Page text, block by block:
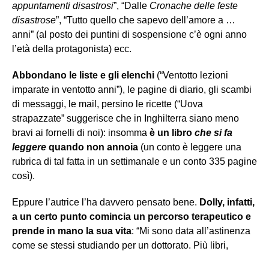
appuntamenti disastrosi”, “Dalle Cronache delle feste
disastrose”, “Tutto quello che sapevo dell’amore a …
anni” (al posto dei puntini di sospensione c’è ogni anno
l’età della protagonista) ecc.
Abbondano le liste e gli elenchi (“Ventotto lezioni
imparate in ventotto anni”), le pagine di diario, gli scambi
di messaggi, le mail, persino le ricette (“Uova
strapazzate” suggerisce che in Inghilterra siano meno
bravi ai fornelli di noi): insomma è un libro che si fa
leggere quando non annoia (un conto è leggere una
rubrica di tal fatta in un settimanale e un conto 335 pagine
così).
Eppure l’autrice l’ha davvero pensato bene. Dolly, infatti,
a un certo punto comincia un percorso terapeutico e
prende in mano la sua vita: “Mi sono data all’astinenza
come se stessi studiando per un dottorato. Più libri,